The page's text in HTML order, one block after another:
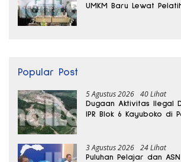
UMKM Baru Lewat
Popular Post
5 Agustus 2026 40 Lihat
Dugaan Aktivitas Ilegal
IPR Blok 6 Kayuboko di
3 Agustus 2026 24 Lihat
Puluhan Pelajar dan